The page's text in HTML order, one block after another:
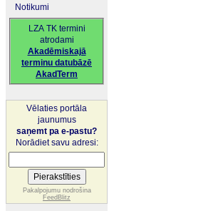
Notikumi
LZA TK termini
atrodami
Akadēmiskajā
terminu datubāzē
AkadTerm
Vēlaties portāla
jaunumus
saņemt pa e-pastu?
Norādiet savu adresi:
Pakalpojumu nodrošina
FeedBlitz